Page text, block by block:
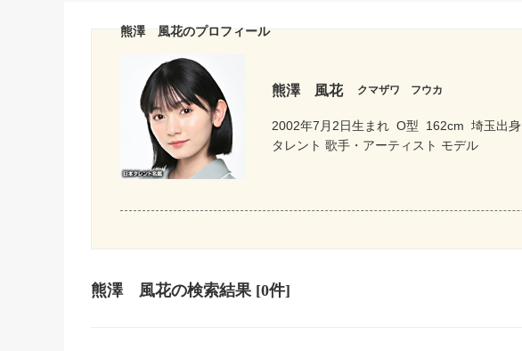
熊澤 風花のプロフィール
熊澤 風花 クマザワ フウカ
2002年7月2日生まれ O型 162cm 埼玉出身
タレント 歌手・アーティスト モデル
熊澤 風花の検索結果 [0件]